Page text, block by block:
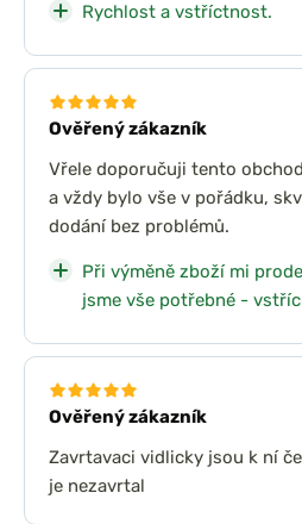
Rychlost a vstříctnost.
Ověřený zákazník
Vřele doporučuji tento
a vždy bylo vše v pořádku,
dodání bez problémů.
Při výměně zboží mi
jsme vše potřebné -
Ověřený zákazník
Zavrtavaci vidlicky jsou k ní
je nezavrtal